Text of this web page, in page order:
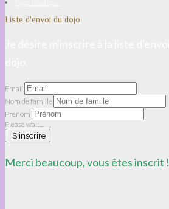
Liste d'envoi du dojo
Email
Nom de famille
Prénom
Please wait...
S'inscrire
Merci beaucoup, vous êtes inscrit !